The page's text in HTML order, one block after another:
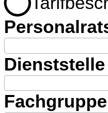
Dienststelle
Fachgruppe